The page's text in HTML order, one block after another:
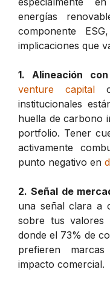
energías
componente
implicaciones que
1. Alineación
venture capital
institucionales
huella de carbono
portfolio. Tener
activamente
punto negativo en
2. Señal de
una señal clara a
sobre tus valores
donde el 73% de
prefieren
impacto comercial.